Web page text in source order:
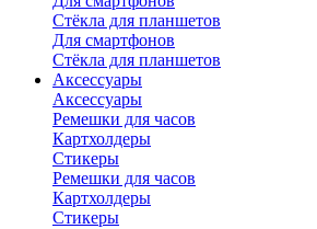
Стёкла для планшетов
Для смартфонов
Стёкла для планшетов
Аксессуары
Аксессуары
Ремешки для часов
Картхолдеры
Стикеры
Ремешки для часов
Картхолдеры
Стикеры